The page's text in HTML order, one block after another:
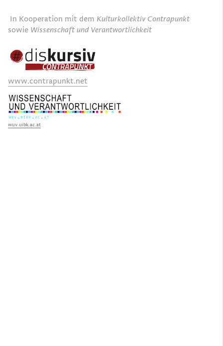
In Kooperation mit dem Kulturkollektiv Contrapunkt
sowie Wissenschaft und Verantwortlichkeit
www.contrapunkt.net
wuv.uibk.ac.at